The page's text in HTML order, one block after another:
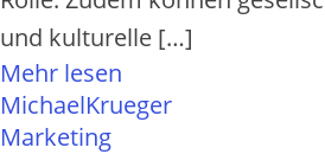
u‬nd kulturelle […]
Mehr lesen
MichaelKrueger
Marketing